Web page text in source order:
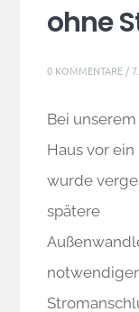
ohne
0 KOMMENTARE /
Bei
Haus vor ein
wurde
spätere